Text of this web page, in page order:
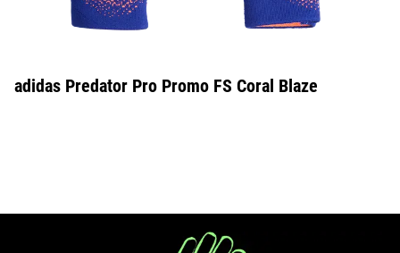
adidas Predator Pro Promo FS Coral Blaze